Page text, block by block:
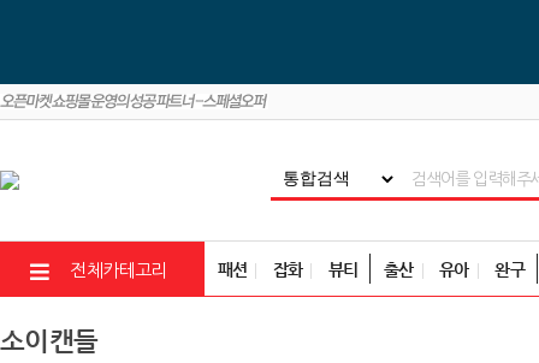
전체카테고리 패션 잡화 뷰티 출산 유아 완구
소이캔들